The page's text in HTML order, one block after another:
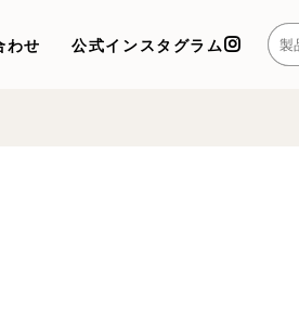
わせ 公式インスタグラム